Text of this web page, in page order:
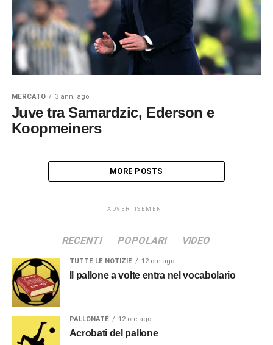
MERCATO 3 anni ago
Juve tra Samardzic, Ederson e
Koopmeiners
MORE POSTS
ADVERTISEMENT
RECENTI POPOLARI VIDEO
TUTTE LE NOTIZIE 12 ore ago
Il pallone a volte entra nel vocabolario
PALLONATE 12 ore ago
Acrobati del pallone